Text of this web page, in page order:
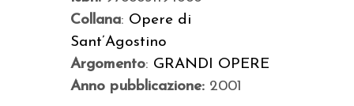
Collana: Opere di
Sant’Agostino
Argomento: GRANDI OPERE
Anno pubblicazione: 2001